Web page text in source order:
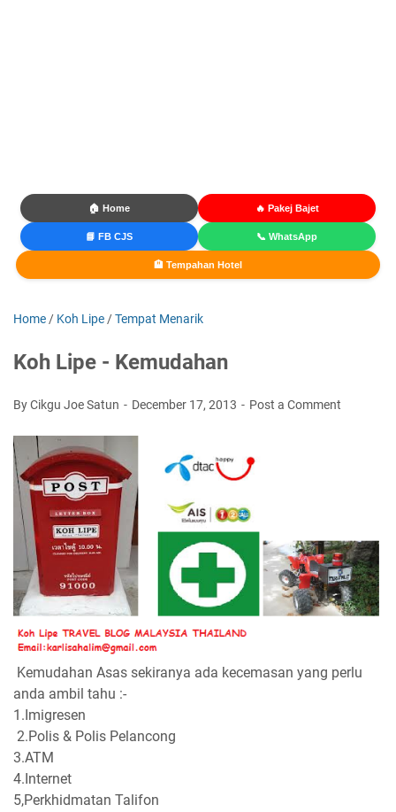
🏠 Home 🔥 Pakej Bajet
📘 FB CJS 📞 WhatsApp
🏨 Tempahan Hotel
Home / Koh Lipe /Tempat Menarik
Koh Lipe - Kemudahan
By Cikgu Joe Satun December 17, 2013 Post a Comment
Kemudahan Asas sekiranya ada kecemasan yang perlu
anda ambil tahu :-
1.Imigresen
2.Polis & Polis Pelancong
3.ATM
4.Internet
5,Perkhidmatan Talifon